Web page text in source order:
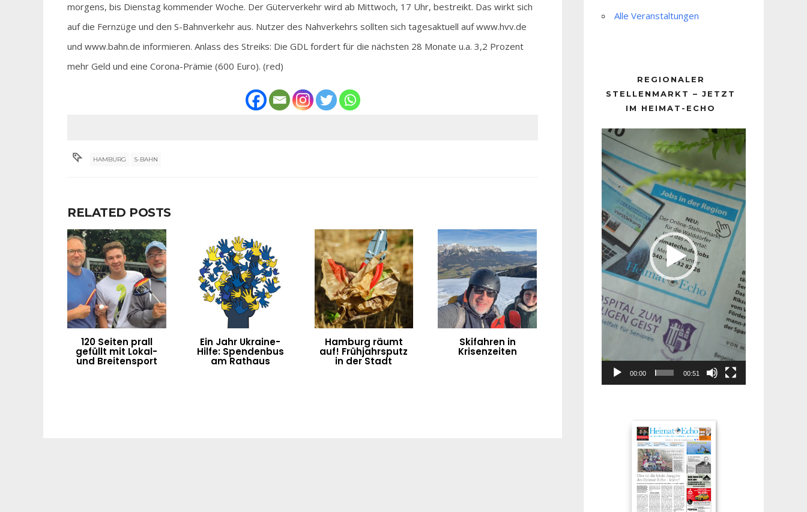
morgens, bis Dienstag kommender Woche. Der Güterverkehr wird ab Mittwoch, 17 Uhr, bestreikt. Das wirkt sich
auf die Fernzüge und den S-Bahnverkehr aus. Nutzer des Nahverkehrs sollten sich tagesaktuell auf www.hvv.de
und www.bahn.de informieren. Anlass des Streiks: Die GDL fordert für die nächsten 28 Monate u.a. 3,2 Prozent
mehr Geld und eine Corona-Prämie (600 Euro). (red)
HAMBURG S-BAHN
RELATED POSTS
120 Seiten prall
gefüllt mit Lokal-
und Breitensport
Ein Jahr Ukraine-
Hilfe: Spendenbus
am Rathaus
Hamburg räumt
auf! Frühjahrsputz
in der Stadt
Skifahren in
Krisenzeiten
Alle Veranstaltungen
REGIONALER
STELLENMARKT – JETZT
IM HEIMAT-ECHO
Player
00:00 00:51